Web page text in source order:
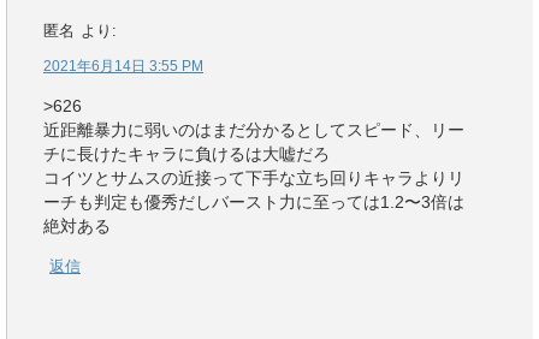
匿名 より:
2021年6月14日 3:55 PM
>626
近距離暴力に弱いのはまだ分かるとしてスピード、リー
チに長けたキャラに負けるは大嘘だろ
コイツとサムスの近接って下手な立ち回りキャラよりリ
ーチも判定も優秀だしバースト力に至っては1.2〜3倍は
絶対ある
返信